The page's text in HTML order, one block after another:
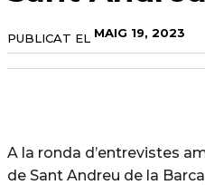
PUBLICAT EL MAIG 19, 2023
A la ronda d’entrevistes
de Sant Andreu de la